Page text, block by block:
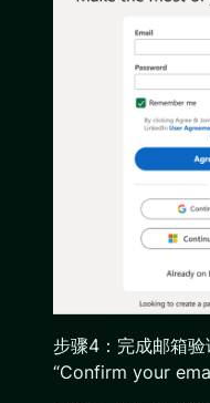
步骤4：完成邮箱
“Confirm your